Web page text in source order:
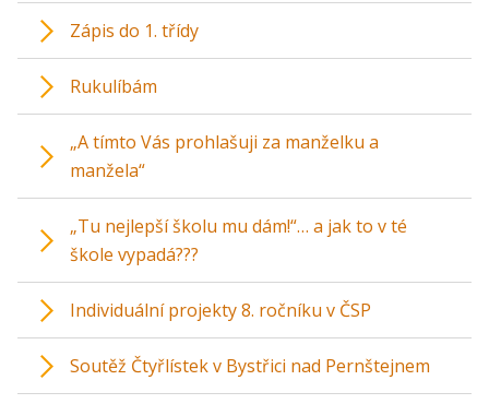
Zápis do 1. třídy
Rukulíbám
„A tímto Vás prohlašuji za manželku a
manžela“
„Tu nejlepší školu mu dám!“… a jak to v té
škole vypadá???
Individuální projekty 8. ročníku v ČSP
Soutěž Čtyřlístek v Bystřici nad Pernštejnem